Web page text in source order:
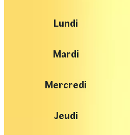
Lundi
Mardi
Mercredi
Jeudi